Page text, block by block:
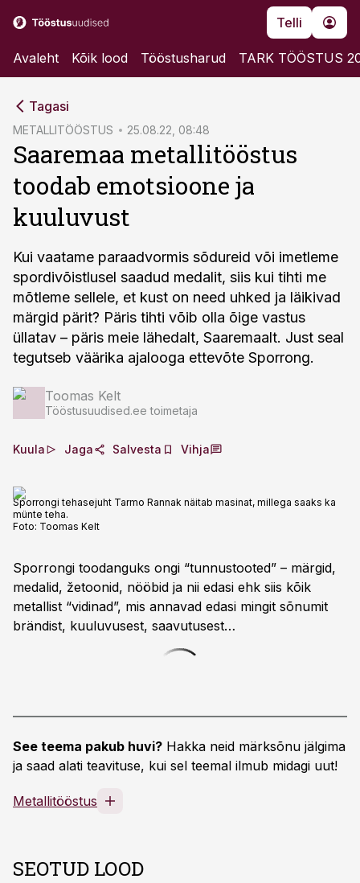
Telli
Avaleht Kõik lood Tööstusharud TARK TÖÖSTUS
Tagasi
METALLITÖÖSTUS 25.08.22, 08:48
Saaremaa metallitööstus
toodab emotsioone ja
kuuluvust
Kui vaatame paraadvormis sõdureid või imetleme
spordivõistlusel saadud medalit, siis kui tihti me
mõtleme sellele, et kust on need uhked ja läikivad
märgid pärit? Päris tihti võib olla õige vastus
üllatav – päris meie lähedalt, Saaremaalt. Just seal
tegutseb väärika ajalooga ettevõte Sporrong.
Toomas Kelt
Tööstusuudised.ee toimetaja
Kuula Jaga Salvesta Vihja
Sporrongi tehasejuht Tarmo Rannak näitab masinat, millega saaks ka
münte teha.
Foto: Toomas Kelt
Sporrongi toodanguks ongi “tunnustooted” – märgid,
medalid, žetoonid, nööbid ja nii edasi ehk siis kõik
metallist “vidinad”, mis annavad edasi mingit sõnumit
brändist, kuuluvusest, saavutusest…
See teema pakub huvi? Hakka neid märksõnu jälgima
ja saad alati teavituse, kui sel teemal ilmub midagi uut!
Metallitööstus
SEOTUD LOOD